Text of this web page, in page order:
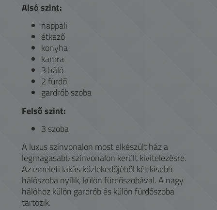
Alsó szint:
nappali
étkező
konyha
kamra
3 háló
2 fürdő
gardrób szoba
Felső szint:
3 szoba
A luxus színvonalon most elkészült ház a
legmagasabb színvonalon került kivitelezésre.
Az emeleti lakás közlekedőjéből két kisebb
hálószoba nyílik, külön fürdőszobával. A nagy
hálóhoz külön gardrób és külön fürdőszoba
tartozik.